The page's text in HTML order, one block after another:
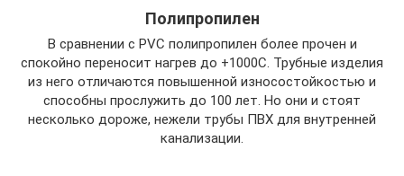
Полипропилен
В сравнении с PVC полипропилен более прочен и
спокойно переносит нагрев до +1000С. Трубные изделия
из него отличаются повышенной износостойкостью и
способны прослужить до 100 лет. Но они и стоят
несколько дороже, нежели трубы ПВХ для внутренней
канализации.